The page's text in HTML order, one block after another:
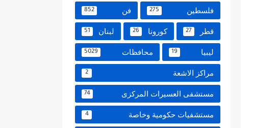
فلسطين 275 فن 852
قطر 27 كورونا 26 لبنان 51
ليبيا 19 محافظات 5029
مراكز الاشعة 2
مستشفى العسيرات المركزى 74
مستشفيات حكومية وخاصة 4